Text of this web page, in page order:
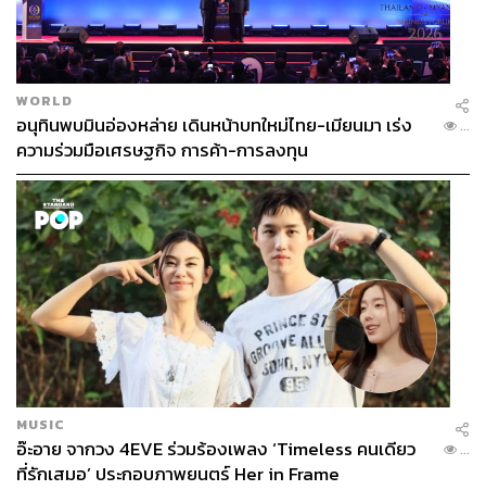
WORLD
อนุทินพบมินอ่องหล่าย เดินหน้าบทใหม่ไทย-เมียนมา เร่ง
ความร่วมมือเศรษฐกิจ การค้า-การลงทุน
...
MUSIC
อ๊ะอาย จากวง 4EVE ร่วมร้องเพลง ‘Timeless คนเดียว
ที่รักเสมอ’ ประกอบภาพยนตร์ Her in Frame
...